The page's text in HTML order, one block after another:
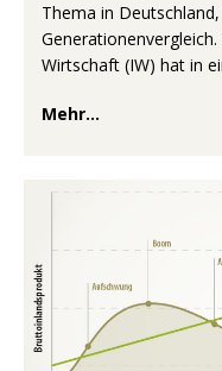
Thema in
Wirtschaft (IW) hat in
Mehr...